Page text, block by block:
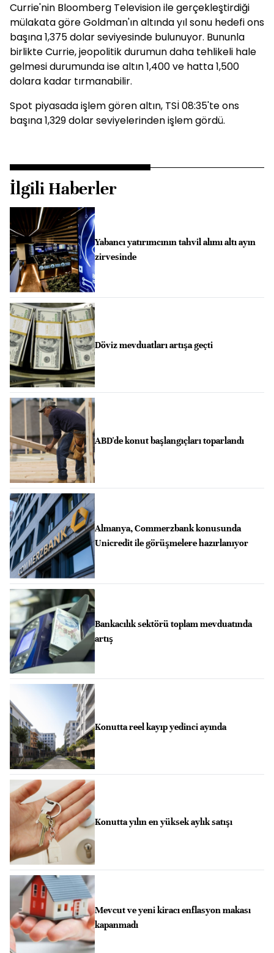
Currie'nin Bloomberg Television ile gerçekleştirdiği
mülakata göre Goldman'ın altında yıl sonu hedefi ons
başına 1,375 dolar seviyesinde bulunuyor. Bununla
birlikte Currie, jeopolitik durumun daha tehlikeli hale
gelmesi durumunda ise altın 1,400 ve hatta 1,500
dolara kadar tırmanabilir.
Spot piyasada işlem gören altın, TSİ 08:35'te ons
başına 1,329 dolar seviyelerinden işlem gördü.
İlgili Haberler
Yabancı yatırımcının tahvil alımı altı ayın
zirvesinde
Döviz mevduatları artışa geçti
ABD'de konut başlangıçları toparlandı
Almanya, Commerzbank konusunda
Unicredit ile görüşmelere hazırlanıyor
Bankacılık sektörü toplam mevduatında
artış
Konutta reel kayıp yedinci ayında
Konutta yılın en yüksek aylık satışı
Mevcut ve yeni kiracı enflasyon makası
kapanmadı